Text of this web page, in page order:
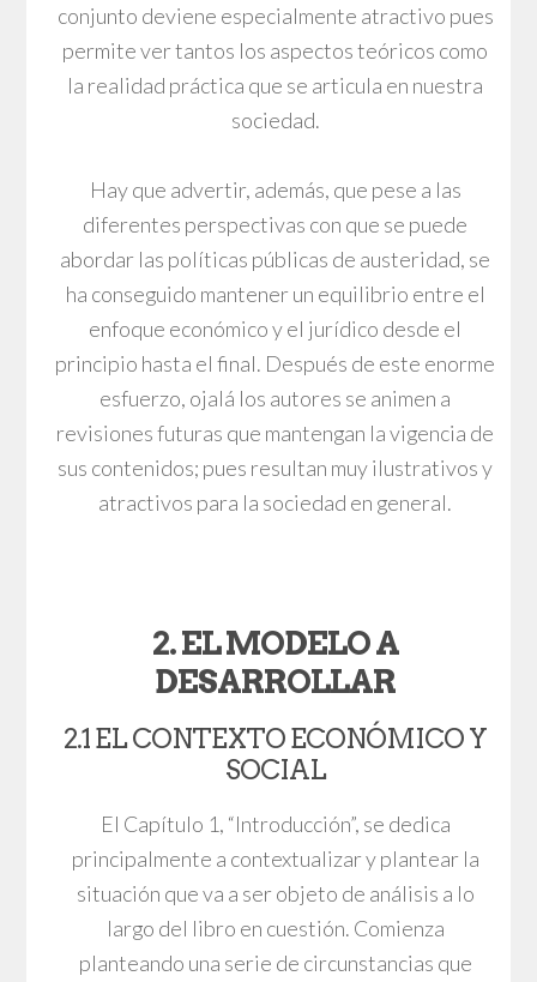
conjunto deviene especialmente atractivo pues
permite ver tantos los aspectos teóricos como
la realidad práctica que se articula en nuestra
sociedad.
Hay que advertir, además, que pese a las
diferentes perspectivas con que se puede
abordar las políticas públicas de austeridad, se
ha conseguido mantener un equilibrio entre el
enfoque económico y el jurídico desde el
principio hasta el final. Después de este enorme
esfuerzo, ojalá los autores se animen a
revisiones futuras que mantengan la vigencia de
sus contenidos; pues resultan muy ilustrativos y
atractivos para la sociedad en general.
2. EL MODELO A
DESARROLLAR
2.1 EL CONTEXTO ECONÓMICO Y
SOCIAL
El Capítulo 1, “Introducción”, se dedica
principalmente a contextualizar y plantear la
situación que va a ser objeto de análisis a lo
largo del libro en cuestión. Comienza
planteando una serie de circunstancias que